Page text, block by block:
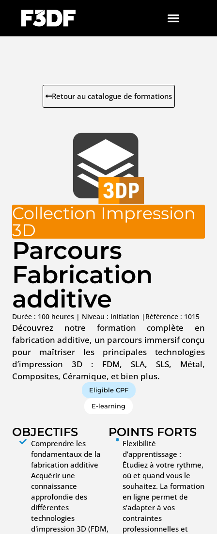
Retour au catalogue de formations
Collection Impression
3D
Parcours
Fabrication
additive
Durée : 100 heures | Niveau : Initiation | Référence : 1015
Découvrez notre formation complète en
fabrication additive, un parcours immersif conçu
pour maîtriser les principales technologies
d’impression 3D : FDM, SLA, SLS, Métal,
Composites, Céramique, et bien plus.
Eligible CPF
E-learning
OBJECTIFS
Comprendre les
fondamentaux de la
fabrication additive
Acquérir une
connaissance
approfondie des
différentes
technologies
d'impression 3D (FDM,
POINTS FORTS
Flexibilité
d’apprentissage :
Étudiez à votre rythme,
où et quand vous le
souhaitez. La formation
en ligne permet de
s’adapter à vos
contraintes
professionnelles et